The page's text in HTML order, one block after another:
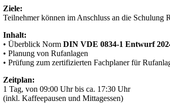
Ziele:
Teilnehmer können im Anschluss an die Schulung
Inhalt:
• Überblick Norm DIN VDE 0834-1 Entwurf
• Planung von Rufanlagen
• Prüfung zum zertifizierten Fachplaner für
Zeitplan:
1 Tag, von 09:00 Uhr bis ca. 17:30 Uhr
(inkl. Kaffeepausen und Mittagessen)